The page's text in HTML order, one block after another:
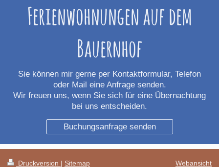
Ferienwohnungen auf dem
Bauernhof
Sie können mir gerne per Kontaktformular, Telefon
oder Mail eine Anfrage senden.
Wir freuen uns, wenn Sie sich für eine Übernachtung
bei uns entscheiden.
Buchungsanfrage senden
Druckversion | Sitemap Webansicht